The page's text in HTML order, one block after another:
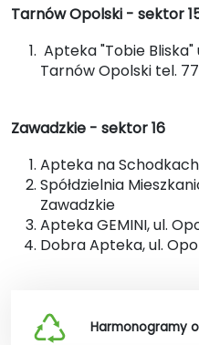
Tarnów Opolski - sektor
Apteka "Tobie
Tarnów Opolski tel.
Zawadzkie - sektor 16
Apteka na
Spółdzielnia
Zawadzkie
Apteka GEMINI, ul.
Dobra Apteka, ul.
Harmonogramy